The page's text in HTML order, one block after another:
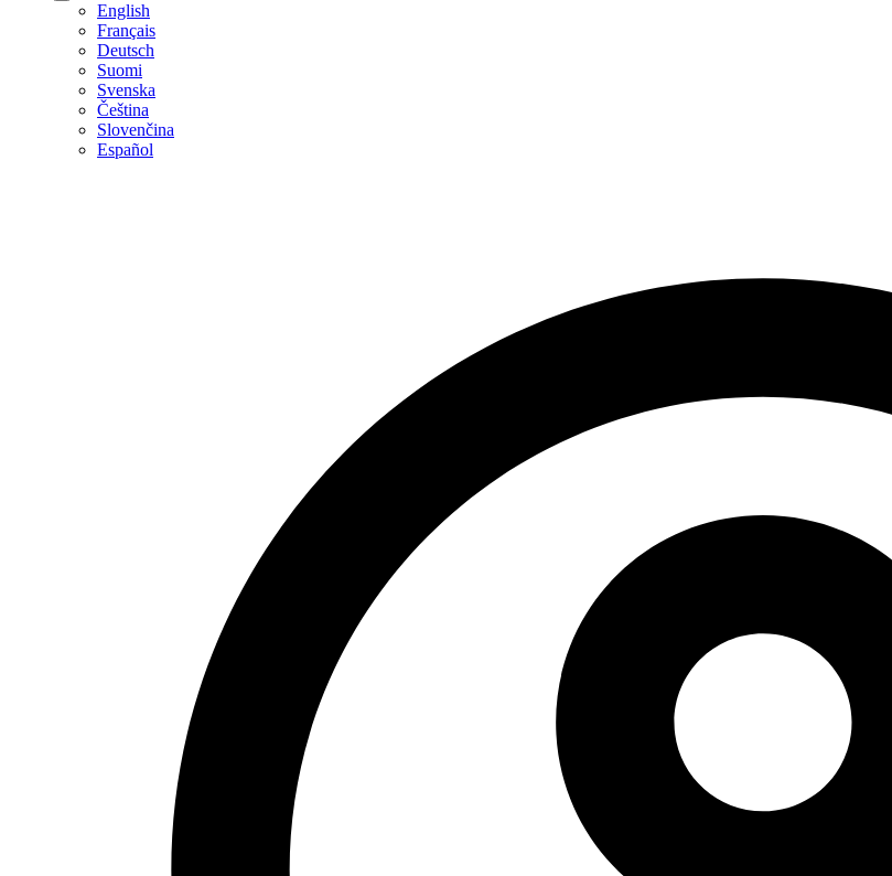
English
Français
Deutsch
Suomi
Svenska
Čeština
Slovenčina
Español